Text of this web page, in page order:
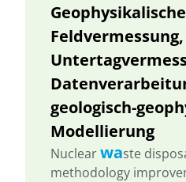
Geophysikalische
Feldvermessung,
geologisch-
Modellierung
Nuclearwaste
methodology